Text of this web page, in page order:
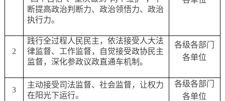
断提高政治判断力、政治领悟力、政治
执行力。
2
践行全过程人民民主，依法接受人大法
律监督、工作监督，自觉接受政协民主
监督，深化参政议政直通车机制。
各级各部门
各单位
3
主动接受司法监督、社会监督，让权力
在阳光下运行。
各级各部门
各单位